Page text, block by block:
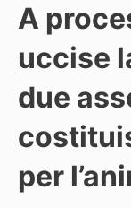
A
uccise
due
per